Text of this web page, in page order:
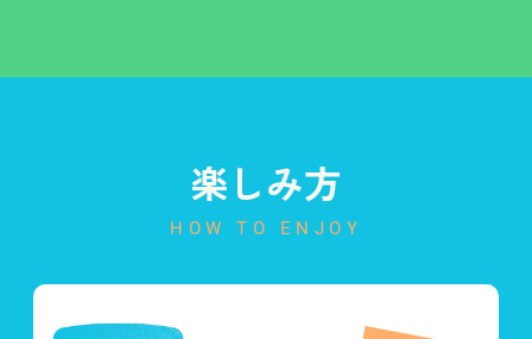
楽しみ方
HOW TO ENJOY